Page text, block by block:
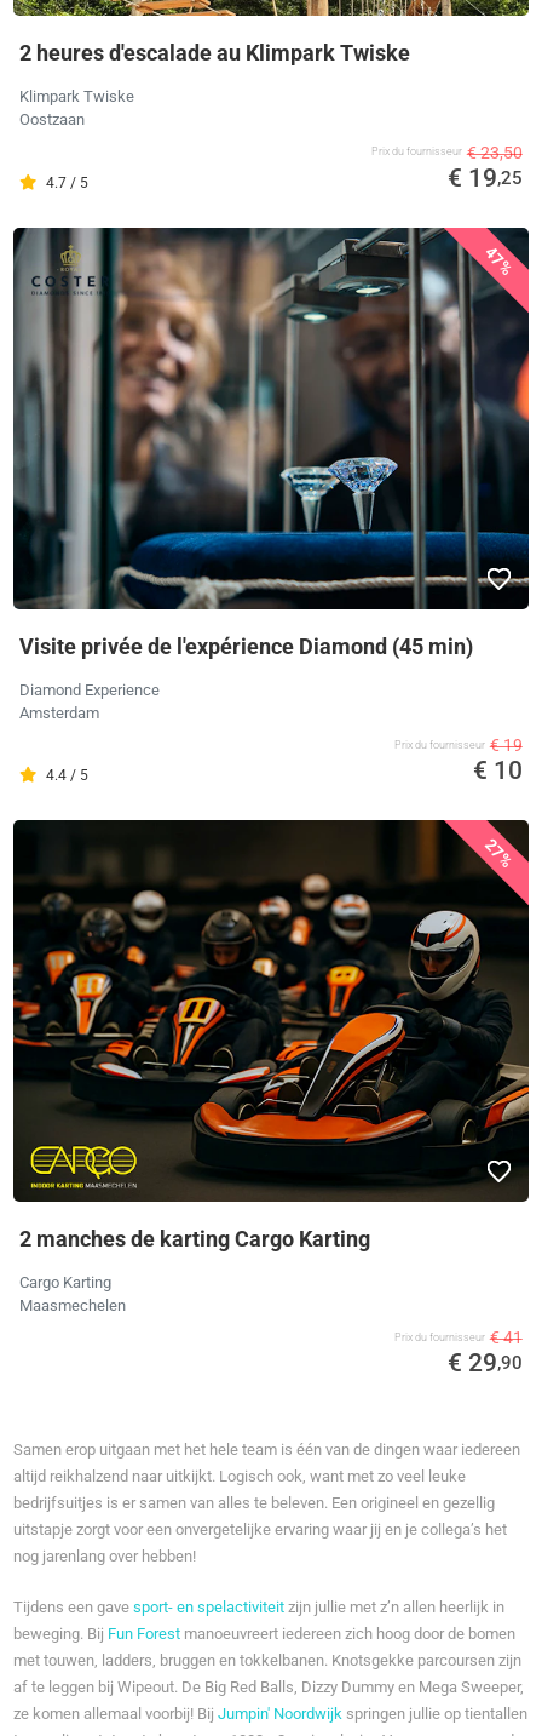
2 heures d'escalade au Klimpark Twiske
Klimpark Twiske
Oostzaan
4.7 / 5
Prix ​​du fournisseur € 23,50
€ 19,25
47%
Visite privée de l'expérience Diamond (45 min)
Diamond Experience
Amsterdam
4.4 / 5
Prix ​​du fournisseur € 19
€ 10
27%
2 manches de karting Cargo Karting
Cargo Karting
Maasmechelen
Prix ​​du fournisseur € 41
€ 29,90
Samen erop uitgaan met het hele team is één van de dingen waar iedereen
altijd reikhalzend naar uitkijkt. Logisch ook, want met zo veel leuke
bedrijfsuitjes is er samen van alles te beleven. Een origineel en gezellig
uitstapje zorgt voor een onvergetelijke ervaring waar jij en je collega’s het
nog jarenlang over hebben!
Tijdens een gavesport- en spelactiviteit zijn jullie met z’n allen heerlijk in
beweging. Bij Fun Forest manoeuvreert iedereen zich hoog door de bomen
met touwen, ladders, bruggen en tokkelbanen. Knotsgekke parcoursen zijn
af te leggen bij Wipeout. De Big Red Balls, Dizzy Dummy en Mega Sweeper,
ze komen allemaal voorbij! BijJumpin' Noordwijk springen jullie op tientallen